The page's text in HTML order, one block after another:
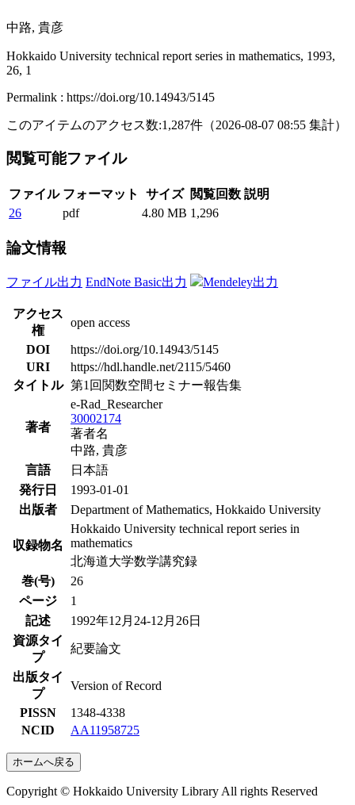
中路, 貴彦
Hokkaido University technical report series in mathematics, 1993,
26, 1
Permalink : https://doi.org/10.14943/5145
このアイテムのアクセス数:1,287件 （2026-08-07 08:55 集計）
閲覧可能ファイル
ファイル フォーマット サイズ 閲覧回数 説明
26
pdf 4.80 MB 1,296
論文情報
ファイル出力 EndNote Basic出力 Mendeley出力
アクセス
権
open access
DOI
https://doi.org/10.14943/5145
URI
https://hdl.handle.net/2115/5460
タイトル 第1回関数空間セミナー報告集
著者
e-Rad_Researcher
30002174
著者名
中路, 貴彦
言語
日本語
発行日
1993-01-01
出版者
Department of Mathematics, Hokkaido University
収録物名
Hokkaido University technical report series in
mathematics
北海道大学数学講究録
巻(号)
26
ページ
1
記述
1992年12月24-12月26日
資源タイ
プ
紀要論文
出版タイ
プ
Version of Record
PISSN
1348-4338
NCID
AA11958725
ホームへ戻る
Copyright © Hokkaido University Library All rights Reserved